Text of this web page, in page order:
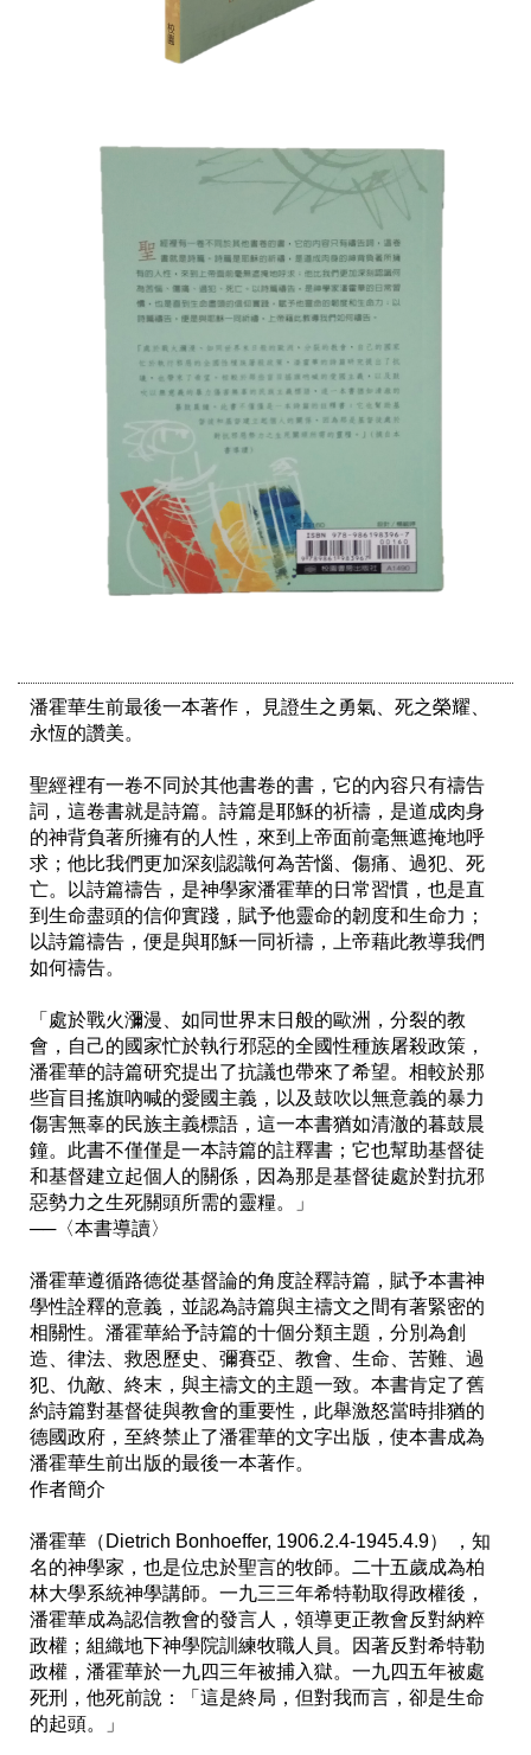
潘霍華生前最後一本著作， 見證生之勇氣、死之榮耀、
永恆的讚美。
聖經裡有一卷不同於其他書卷的書，它的內容只有禱告
詞，這卷書就是詩篇。詩篇是耶穌的祈禱，是道成肉身
的神背負著所擁有的人性，來到上帝面前毫無遮掩地呼
求；他比我們更加深刻認識何為苦惱、傷痛、過犯、死
亡。以詩篇禱告，是神學家潘霍華的日常習慣，也是直
到生命盡頭的信仰實踐，賦予他靈命的韌度和生命力；
以詩篇禱告，便是與耶穌一同祈禱，上帝藉此教導我們
如何禱告。
「處於戰火瀰漫、如同世界末日般的歐洲，分裂的教
會，自己的國家忙於執行邪惡的全國性種族屠殺政策，
潘霍華的詩篇研究提出了抗議也帶來了希望。相較於那
些盲目搖旗吶喊的愛國主義，以及鼓吹以無意義的暴力
傷害無辜的民族主義標語，這一本書猶如清澈的暮鼓晨
鐘。此書不僅僅是一本詩篇的註釋書；它也幫助基督徒
和基督建立起個人的關係，因為那是基督徒處於對抗邪
惡勢力之生死關頭所需的靈糧。」
──〈本書導讀〉
潘霍華遵循路德從基督論的角度詮釋詩篇，賦予本書神
學性詮釋的意義，並認為詩篇與主禱文之間有著緊密的
相關性。潘霍華給予詩篇的十個分類主題，分別為創
造、律法、救恩歷史、彌賽亞、教會、生命、苦難、過
犯、仇敵、終末，與主禱文的主題一致。本書肯定了舊
約詩篇對基督徒與教會的重要性，此舉激怒當時排猶的
德國政府，至終禁止了潘霍華的文字出版，使本書成為
潘霍華生前出版的最後一本著作。
作者簡介
潘霍華（Dietrich Bonhoeffer, 1906.2.4-1945.4.9） ，知
名的神學家，也是位忠於聖言的牧師。二十五歲成為柏
林大學系統神學講師。一九三三年希特勒取得政權後，
潘霍華成為認信教會的發言人，領導更正教會反對納粹
政權；組織地下神學院訓練牧職人員。因著反對希特勒
政權，潘霍華於一九四三年被捕入獄。一九四五年被處
死刑，他死前說：「這是終局，但對我而言，卻是生命
的起頭。」